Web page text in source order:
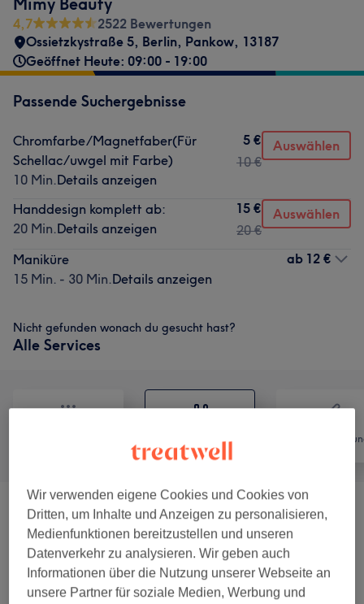
4,7
2522 Bewertungen
Ossietzkystraße 5, Berlin, Pankow, 13187
Geöffnet Heute: 09:00 - 19:00
Passende Suchergebnisse
Chromfarbe/Magnetfaber(Für
Schellac/uwgel mit Farbe)
10 Min.Details anzeigen
5 €
10 €
Auswählen
Handdesign komplett ab:
20 Min.Details anzeigen
15 €
20 €
Auswählen
Maniküre
15 Min. - 30 Min.Details anzeigen
ab 12 €
Nicht gefunden wonach du gesucht hast?
Alle Services
Extras Nägel (zubuchbarzur
Neumondllage Und Auffüllen) (7)
Maniküre & Pediküre (12) ab 10 €
Wir verwenden eigene Cookies und Cookies von
Dritten, um Inhalte und Anzeigen zu personalisieren,
Medienfunktionen bereitzustellen und unseren
Datenverkehr zu analysieren. Wir geben auch
Informationen über die Nutzung unserer Webseite an
unsere Partner für soziale Medien, Werbung und